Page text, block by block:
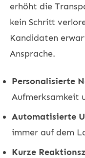
erhöht die
kein Schritt
Kandidaten
Ansprache.
Personalisierte
Aufmerksamkeit
Automatisierte
immer auf dem
Kurze